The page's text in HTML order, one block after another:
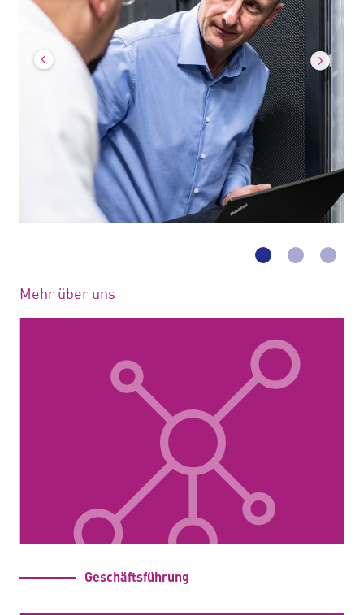
Nächstes
Mehr über uns
Geschäftsführung